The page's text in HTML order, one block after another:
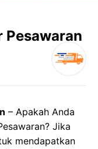
Pesawaran
– Apakah Anda
Jika
mendapatkan